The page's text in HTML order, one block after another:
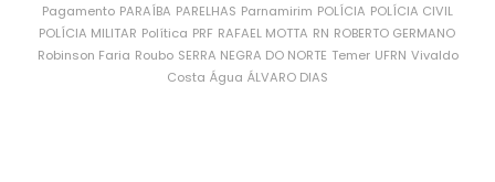
Pagamento PARAÍBA PARELHAS Parnamirim POLÍCIA POLÍCIA CIVIL
POLÍCIA MILITAR Política PRF RAFAEL MOTTA RN ROBERTO GERMANO
Robinson Faria Roubo SERRA NEGRA DO NORTE Temer UFRN Vivaldo
Costa Água ÁLVARO DIAS